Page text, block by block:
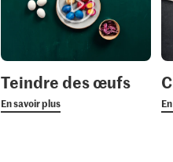
Teindre des œufs
En savoir plus